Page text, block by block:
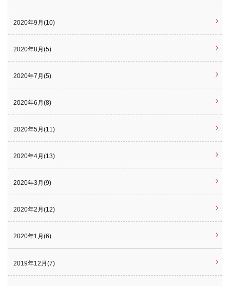
2020年9月(10)
2020年8月(5)
2020年7月(5)
2020年6月(8)
2020年5月(11)
2020年4月(13)
2020年3月(9)
2020年2月(12)
2020年1月(6)
2019年12月(7)